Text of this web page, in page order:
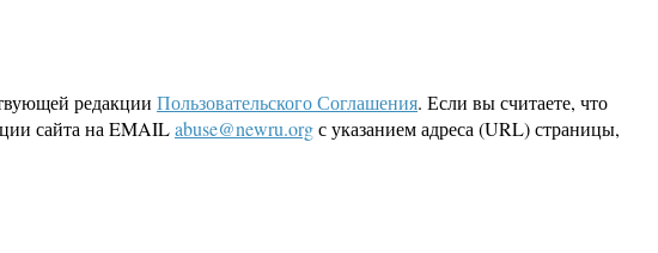
редакции Пользовательского Соглашения. Если вы считаете, что
сайта на EMAILabuse@newru.orgс указанием адреса (URL) страницы,